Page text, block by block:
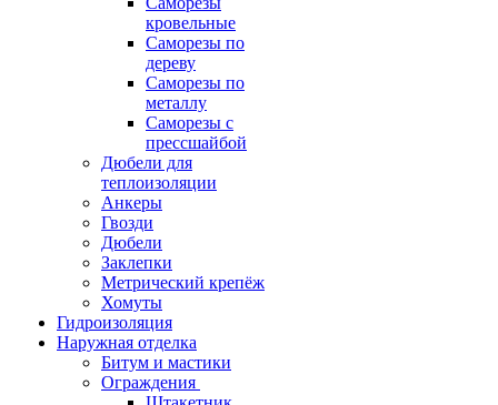
кровельные
Саморезы по
дереву
Саморезы по
металлу
Саморезы с
прессшайбой
Дюбели для
теплоизоляции
Анкеры
Гвозди
Дюбели
Заклепки
Метрический крепёж
Хомуты
Гидроизоляция
Наружная отделка
Битум и мастики
Ограждения